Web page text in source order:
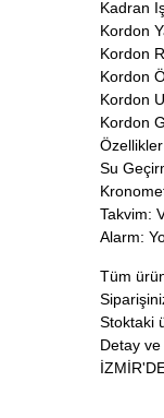
Kadran
Kordon
Kordon
Kordon
Kordon
Kordon
Özellikler
Su
Takvim:
Alarm:
Tüm
Stoktaki
Detay